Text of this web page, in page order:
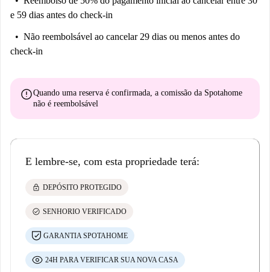
e 59 dias antes do check-in
Não reembolsável ao cancelar 29 dias ou menos antes do
check-in
errorQuando uma reserva é confirmada, a comissão da Spotahome
não é reembolsável
E lembre-se, com esta propriedade terá:
lock DEPÓSITO PROTEGIDO
check_circle SENHORIO VERIFICADO
GARANTIA SPOTAHOME
24H PARA VERIFICAR SUA NOVA CASA